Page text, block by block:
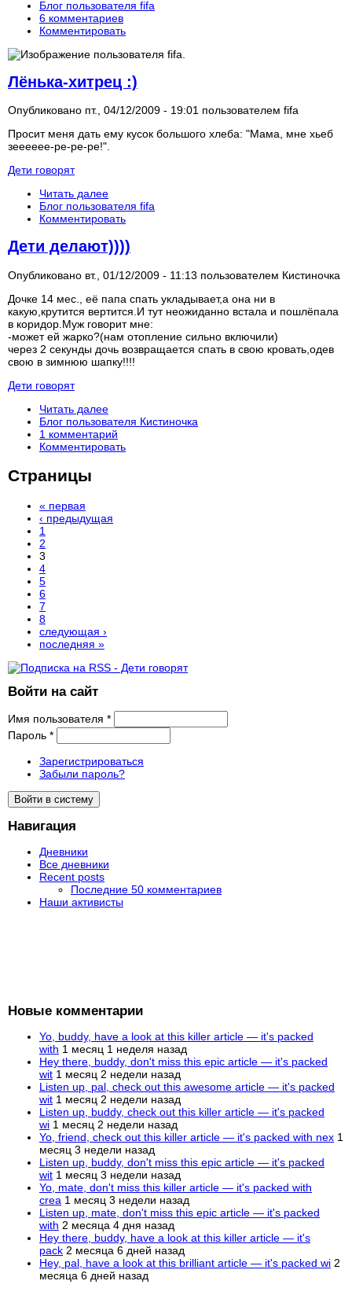
Блог пользователя fifa
6 комментариев
Комментировать
Лёнька-хитрец :)
Опубликовано пт., 04/12/2009 - 19:01 пользователем fifa
Просит меня дать ему кусок большого хлеба: "Мама, мне хьеб
зееееее-ре-ре-ре!".
Дети говорят
Читать далее
Блог пользователя fifa
Комментировать
Дети делают))))
Опубликовано вт., 01/12/2009 - 11:13 пользователем Кистиночка
Дочке 14 мес., её папа спать укладывает,а она ни в
какую,крутится вертится.И тут неожиданно встала и пошлёпала
в коридор.Муж говорит мне:
-может ей жарко?(нам отопление сильно включили)
через 2 секунды дочь возвращается спать в свою кровать,одев
свою в зимнюю шапку!!!!
Дети говорят
Читать далее
Блог пользователя Кистиночка
1 комментарий
Комментировать
Страницы
« первая
‹ предыдущая
1
2
3
4
5
6
7
8
следующая ›
последняя »
Войти на сайт
Имя пользователя *
Пароль *
Зарегистрироваться
Забыли пароль?
Навигация
Дневники
Все дневники
Recent posts
Последние 50 комментариев
Наши активисты
Новые комментарии
Yo, buddy, have a look at this killer article — it's packed
with 1 месяц 1 неделя назад
Hey there, buddy, don't miss this epic article — it's packed
wit 1 месяц 2 недели назад
Listen up, pal, check out this awesome article — it's packed
wit 1 месяц 2 недели назад
Listen up, buddy, check out this killer article — it's packed
wi 1 месяц 2 недели назад
Yo, friend, check out this killer article — it's packed with nex 1
месяц 3 недели назад
Listen up, buddy, don't miss this epic article — it's packed
wit 1 месяц 3 недели назад
Yo, mate, don't miss this killer article — it's packed with
crea 1 месяц 3 недели назад
Listen up, mate, don't miss this epic article — it's packed
with 2 месяца 4 дня назад
Hey there, buddy, have a look at this killer article — it's
pack 2 месяца 6 дней назад
Hey, pal, have a look at this brilliant article — it's packed wi 2
месяца 6 дней назад